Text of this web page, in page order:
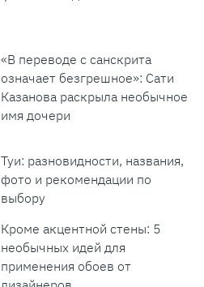
«В переводе с санскрита
означает безгрешное»: Сати
Казанова раскрыла необычное
имя дочери
Туи: разновидности, названия,
фото и рекомендации по
выбору
Кроме акцентной стены: 5
необычных идей для
применения обоев от